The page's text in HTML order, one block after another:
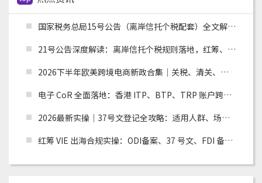
国家税务总局15号公告（离岸信托个税配套）全文解读：申报主体、时间节点、追溯资料与跨境架构整改
21号公告深度解读：离岸信托个税规则落地，红筹、高净值架构迎来重大合规变革
2026下半年欧美跨境电商新政合集｜关税、清关、环保合规全面收紧，卖家如何应对？
电子 CoR 全面落地：香港 ITP、BTP、TRP 账户跨境税务合规实操指南
2026最新实操｜37号文登记全攻略：适用人群、场景、流程及材料清单
红筹 VIE 出海合规实操：ODI备案、37 号文、FDI 备案适用场景全解析